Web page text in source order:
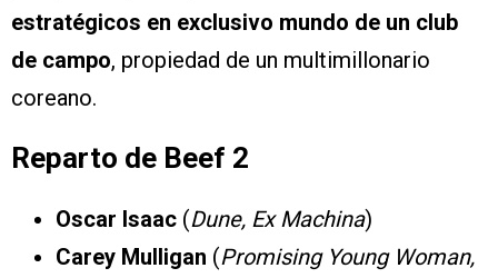
estratégicos en exclusivo mundo de un club
de campo, propiedad de un multimillonario
coreano.
Reparto de Beef 2
Oscar Isaac (Dune, Ex Machina)
Carey Mulligan (Promising Young Woman,